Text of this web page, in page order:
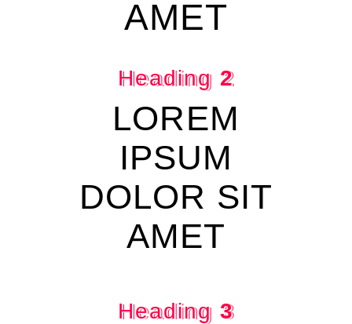
AMET
Heading 2
LOREM
IPSUM
DOLOR SIT
AMET
Heading 3